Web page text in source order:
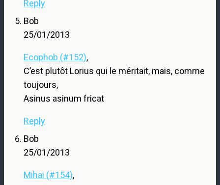
Reply
Bob
25/01/2013
Ecophob (#152),
C’est plutôt Lorius qui le méritait, mais, comme
toujours,
Asinus asinum fricat
Reply
Bob
25/01/2013
Mihai (#154),